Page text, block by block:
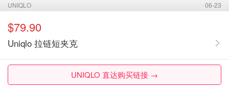
UNIQLO 06-23
$79.90
Uniqlo 拉链短夹克
UNIQLO 直达购买链接 →